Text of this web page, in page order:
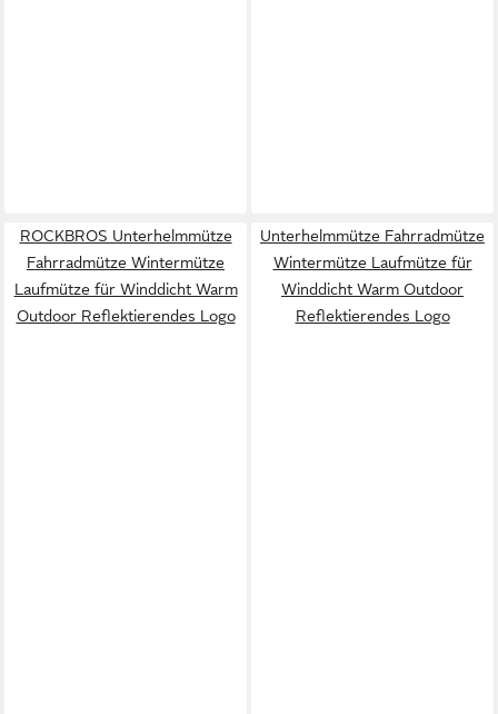
ROCKBROS Unterhelmmütze
Fahrradmütze Wintermütze
Laufmütze für Winddicht Warm
Outdoor Reflektierendes Logo
Unterhelmmütze Fahrradmütze
Wintermütze Laufmütze für
Winddicht Warm Outdoor
Reflektierendes Logo